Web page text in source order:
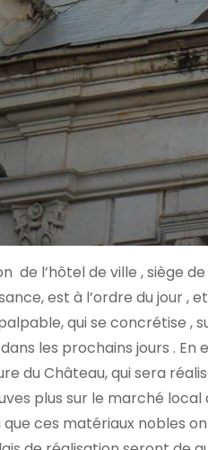
de l’hôtel de ville , siège
est à l’ordre du jour
qui se concrétise ,
les prochains jours . En
du Château, qui sera
plus sur le marché
que ces matériaux nobles